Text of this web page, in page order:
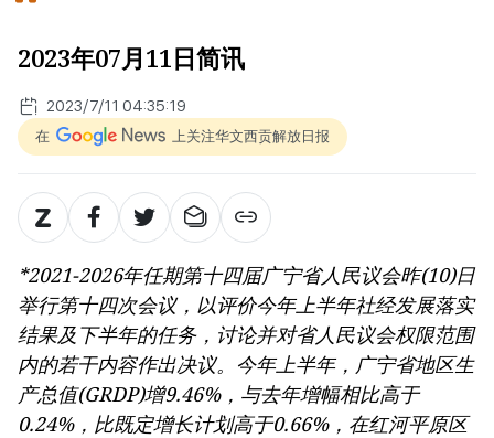
2023年07月11日简讯
2023/7/11 04:35:19
在 上关注华文西贡解放日报
*2021-2026年任期第十四届广宁省人民议会昨(10)日
举行第十四次会议，以评价今年上半年社经发展落实
结果及下半年的任务，讨论并对省人民议会权限范围
内的若干内容作出决议。今年上半年，广宁省地区生
产总值(GRDP)增9.46%，与去年增幅相比高于
0.24%，比既定增长计划高于0.66%，在红河平原区